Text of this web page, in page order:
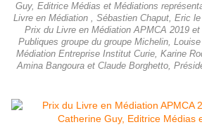
Guy, Editrice Médias et Médiations
Livre en Médiation , Sébastien Chaput, Eric
Prix du Livre en Médiation APMCA 2019
Publiques groupe du groupe Michelin,
Médiation Entreprise Institut Curie, Karine
Amina Bangoura et Claude Borghetto,